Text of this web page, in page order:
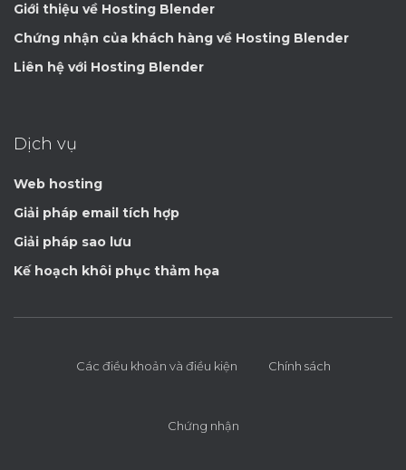
Giới thiệu về Hosting Blender
Chứng nhận của khách hàng về Hosting Blender
Liên hệ với Hosting Blender
Dịch vụ
Web hosting
Giải pháp email tích hợp
Giải pháp sao lưu
Kế hoạch khôi phục thảm họa
Các điều khoản và điều kiện Chính sách
Chứng nhận